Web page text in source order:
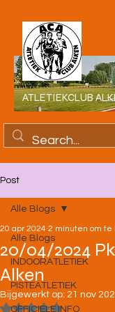
ATLETIEKCLUB
Post
Alle Blogs
INDOORATLETIEK
PISTEATLETIEK
OFFICIELE INFO
Alle Blogs
20/04/2024
Alken
20 apr 2024 2 minuten om te
Bijgewerkt op: 21 nov
Beoordeeld met